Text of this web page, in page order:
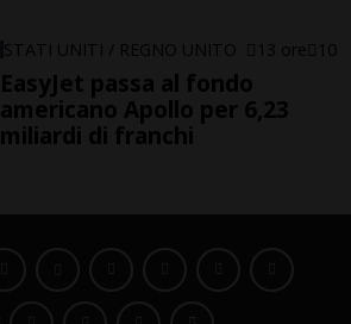
STATI UNITI / REGNO UNITO 13 ore 10
EasyJet passa al fondo
americano Apollo per 6,23
miliardi di franchi